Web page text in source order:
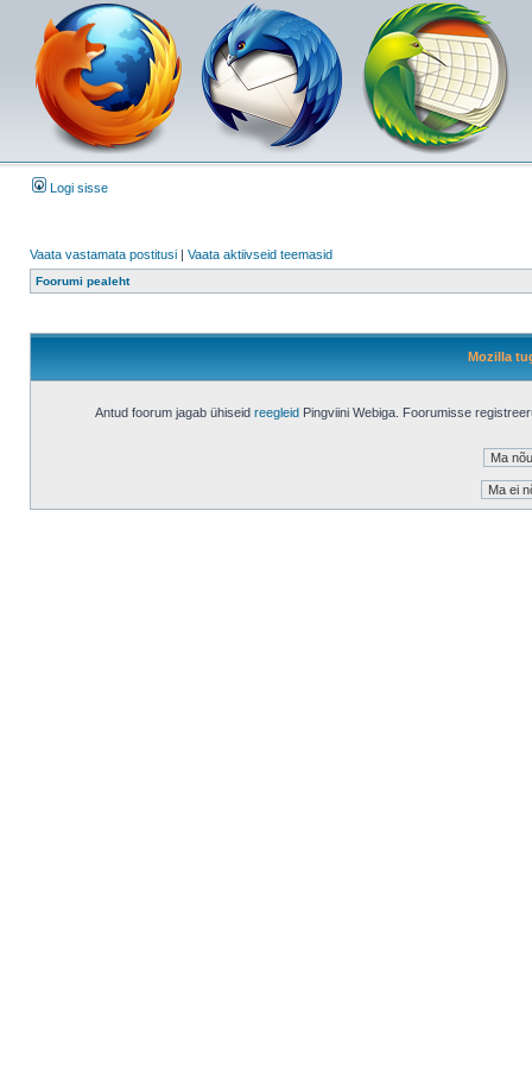
Logi sisse
Vaata vastamata postitusi | Vaata aktiivseid teemasid
Foorumi pealeht
Mozilla
Antud foorum jagab ühiseid reegleid Pingviini Webiga. Foorumisse